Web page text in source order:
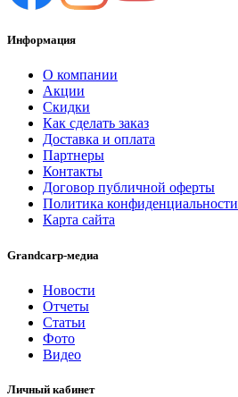
Информация
О компании
Акции
Скидки
Как сделать заказ
Доставка и оплата
Партнеры
Контакты
Договор публичной оферты
Политика конфиденциальности
Карта сайта
Grandcarp-медиа
Новости
Отчеты
Статьи
Фото
Видео
Личный кабинет